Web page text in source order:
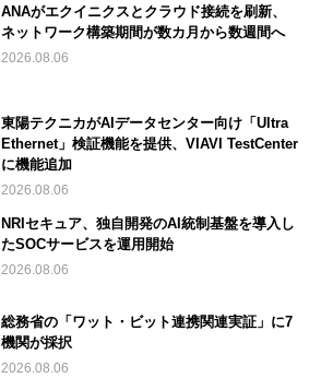
ANAがエクイニクスとクラウド接続を刷新、
ネットワーク構築期間が数カ月から数週間へ
2026.08.06
東陽テクニカがAIデータセンター向け「Ultra
Ethernet」検証機能を提供、VIAVI TestCenter
に機能追加
2026.08.06
NRIセキュア、独自開発のAI統制基盤を導入し
たSOCサービスを運用開始
2026.08.06
総務省の「ワット・ビット連携関連実証」に7
機関が採択
2026.08.06